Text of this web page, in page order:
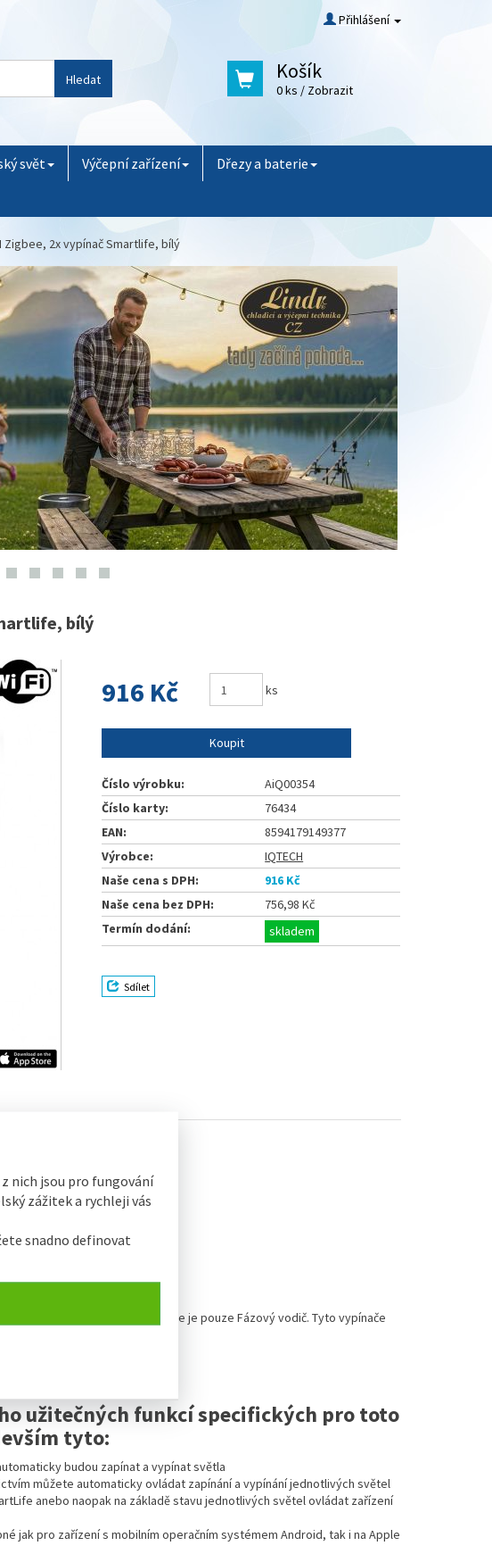
nich jsou pro fungování
zážitek a rychleji vás
snadno definovat
Přihlášení
Hledat Košík
0 ks / Zobrazit
svět Výčepní zařízení
Dřezy a baterie
Zigbee, 2x vypínač Smartlife, bílý
bílý
916 Kč ks
Koupit
Číslo výrobku:
AiQ00354
Číslo karty:
76434
EAN:
8594179149377
Výrobce:
IQTECH
Naše cena s DPH:
916 Kč
Naše cena bez DPH:
756,98 Kč
Termín dodání:
skladem
Sdílet
Smartlife
Stačí, když v krabici vypínače je pouze Fázový vodič. Tyto vypínače
užitečných funkcí specifických pro toto
tyto:
budou zapínat a vypínat světla
můžete automaticky ovládat zapínání a vypínání jednotlivých světel
anebo naopak na základě stavu jednotlivých světel ovládat zařízení
jak pro zařízení s mobilním operačním systémem Android, tak i na Apple